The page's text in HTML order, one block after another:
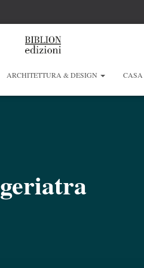
ARCHITETTURA & DESIGN CASA
geriatra